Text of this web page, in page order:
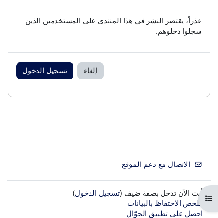
فتح فهرس المقرر
عذراً، يقتصر النشر في هذا المنتدى على المستخدمين الذين
سجلوا دخلوهم.
إلغاء تسجيل الدخول
الاتصال مع دعم الموقع
أنت الآن تدخل بصفة ضيف (تسجيل الدخول)
ملخص الاحتفاظ بالبيانات
احصل على تطبيق الجوّال